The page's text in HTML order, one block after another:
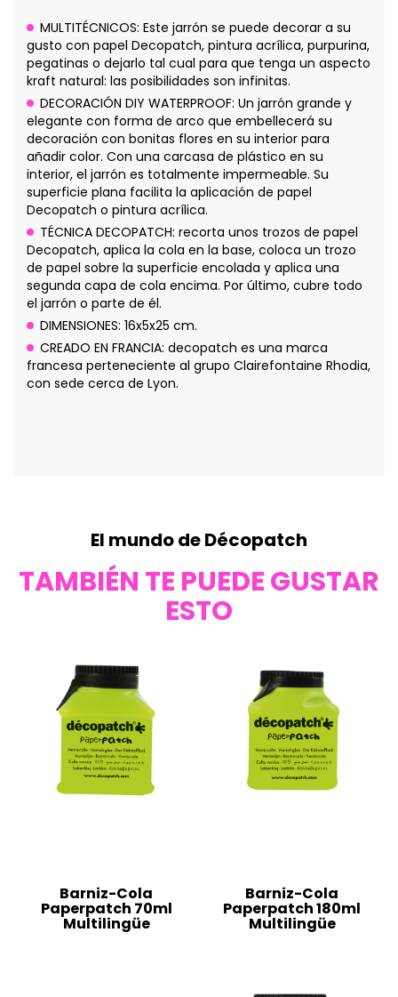
MULTITÉCNICOS: Este jarrón se puede decorar a su
gusto con papel Decopatch, pintura acrílica, purpurina,
pegatinas o dejarlo tal cual para que tenga un aspecto
kraft natural: las posibilidades son infinitas.
DECORACIÓN DIY WATERPROOF: Un jarrón grande y
elegante con forma de arco que embellecerá su
decoración con bonitas flores en su interior para
añadir color. Con una carcasa de plástico en su
interior, el jarrón es totalmente impermeable. Su
superficie plana facilita la aplicación de papel
Decopatch o pintura acrílica.
TÉCNICA DECOPATCH: recorta unos trozos de papel
Decopatch, aplica la cola en la base, coloca un trozo
de papel sobre la superficie encolada y aplica una
segunda capa de cola encima. Por último, cubre todo
el jarrón o parte de él.
DIMENSIONES: 16x5x25 cm.
CREADO EN FRANCIA: decopatch es una marca
francesa perteneciente al grupo Clairefontaine Rhodia,
con sede cerca de Lyon.
El mundo de Décopatch
TAMBIÉN TE PUEDE GUSTAR
ESTO
Barniz-Cola
Paperpatch 70ml
Multilingüe
Barniz-Cola
Paperpatch 180ml
Multilingüe